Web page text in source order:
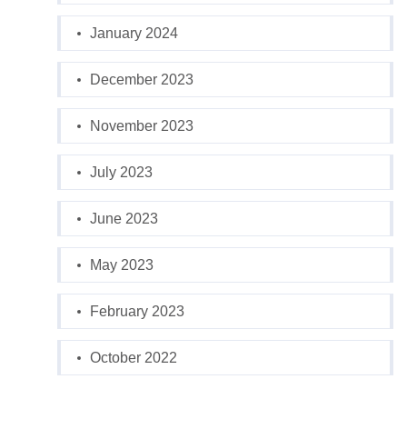
January 2024
December 2023
November 2023
July 2023
June 2023
May 2023
February 2023
October 2022